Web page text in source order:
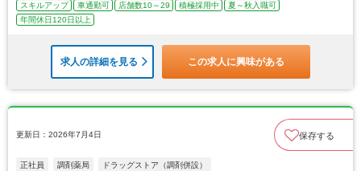
スキルアップ
車通勤可 店舗数10～29 積極採用中
夏～秋入職可
年間休日120日以上
求人の詳細を見る この求人に興味がある
更新日：2026年7月4日 保存する
正社員 調剤薬局 ドラッグストア（調剤併設）